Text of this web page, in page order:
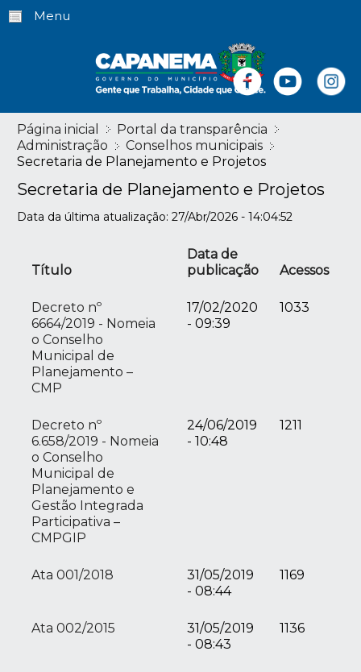
Menu
Página inicial
Portal da transparência
Administração
Conselhos municipais
Secretaria de Planejamento e Projetos
Secretaria de Planejamento e Projetos
Data da última atualização: 27/Abr/2026 - 14:04:52
Título
Data de
publicação
Acessos
Decreto nº
6664/2019 - Nomeia
o Conselho
Municipal de
Planejamento –
CMP
17/02/2020
- 09:39
1033
Decreto nº
6.658/2019 - Nomeia
o Conselho
Municipal de
Planejamento e
Gestão Integrada
Participativa –
CMPGIP
24/06/2019
- 10:48
1211
Ata 001/2018
31/05/2019
- 08:44
1169
Ata 002/2015
31/05/2019
- 08:43
1136